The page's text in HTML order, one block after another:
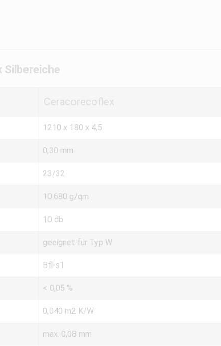
Silbereiche
Ceracorecoflex
1210 x 180 x 4,5
0,30 mm
23/32
10.680 g/qm
10 db
geeignet für Typ W
Bfl-s1
< 0,05 %
0,040 m2 K/W
max. 0,08 mm